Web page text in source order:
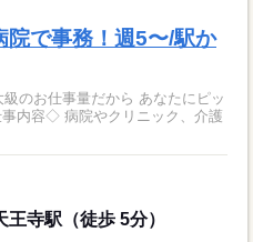
院で事務！週5〜/駅か
のお仕事量だから あなたにピッ
寺駅（徒歩 5分）